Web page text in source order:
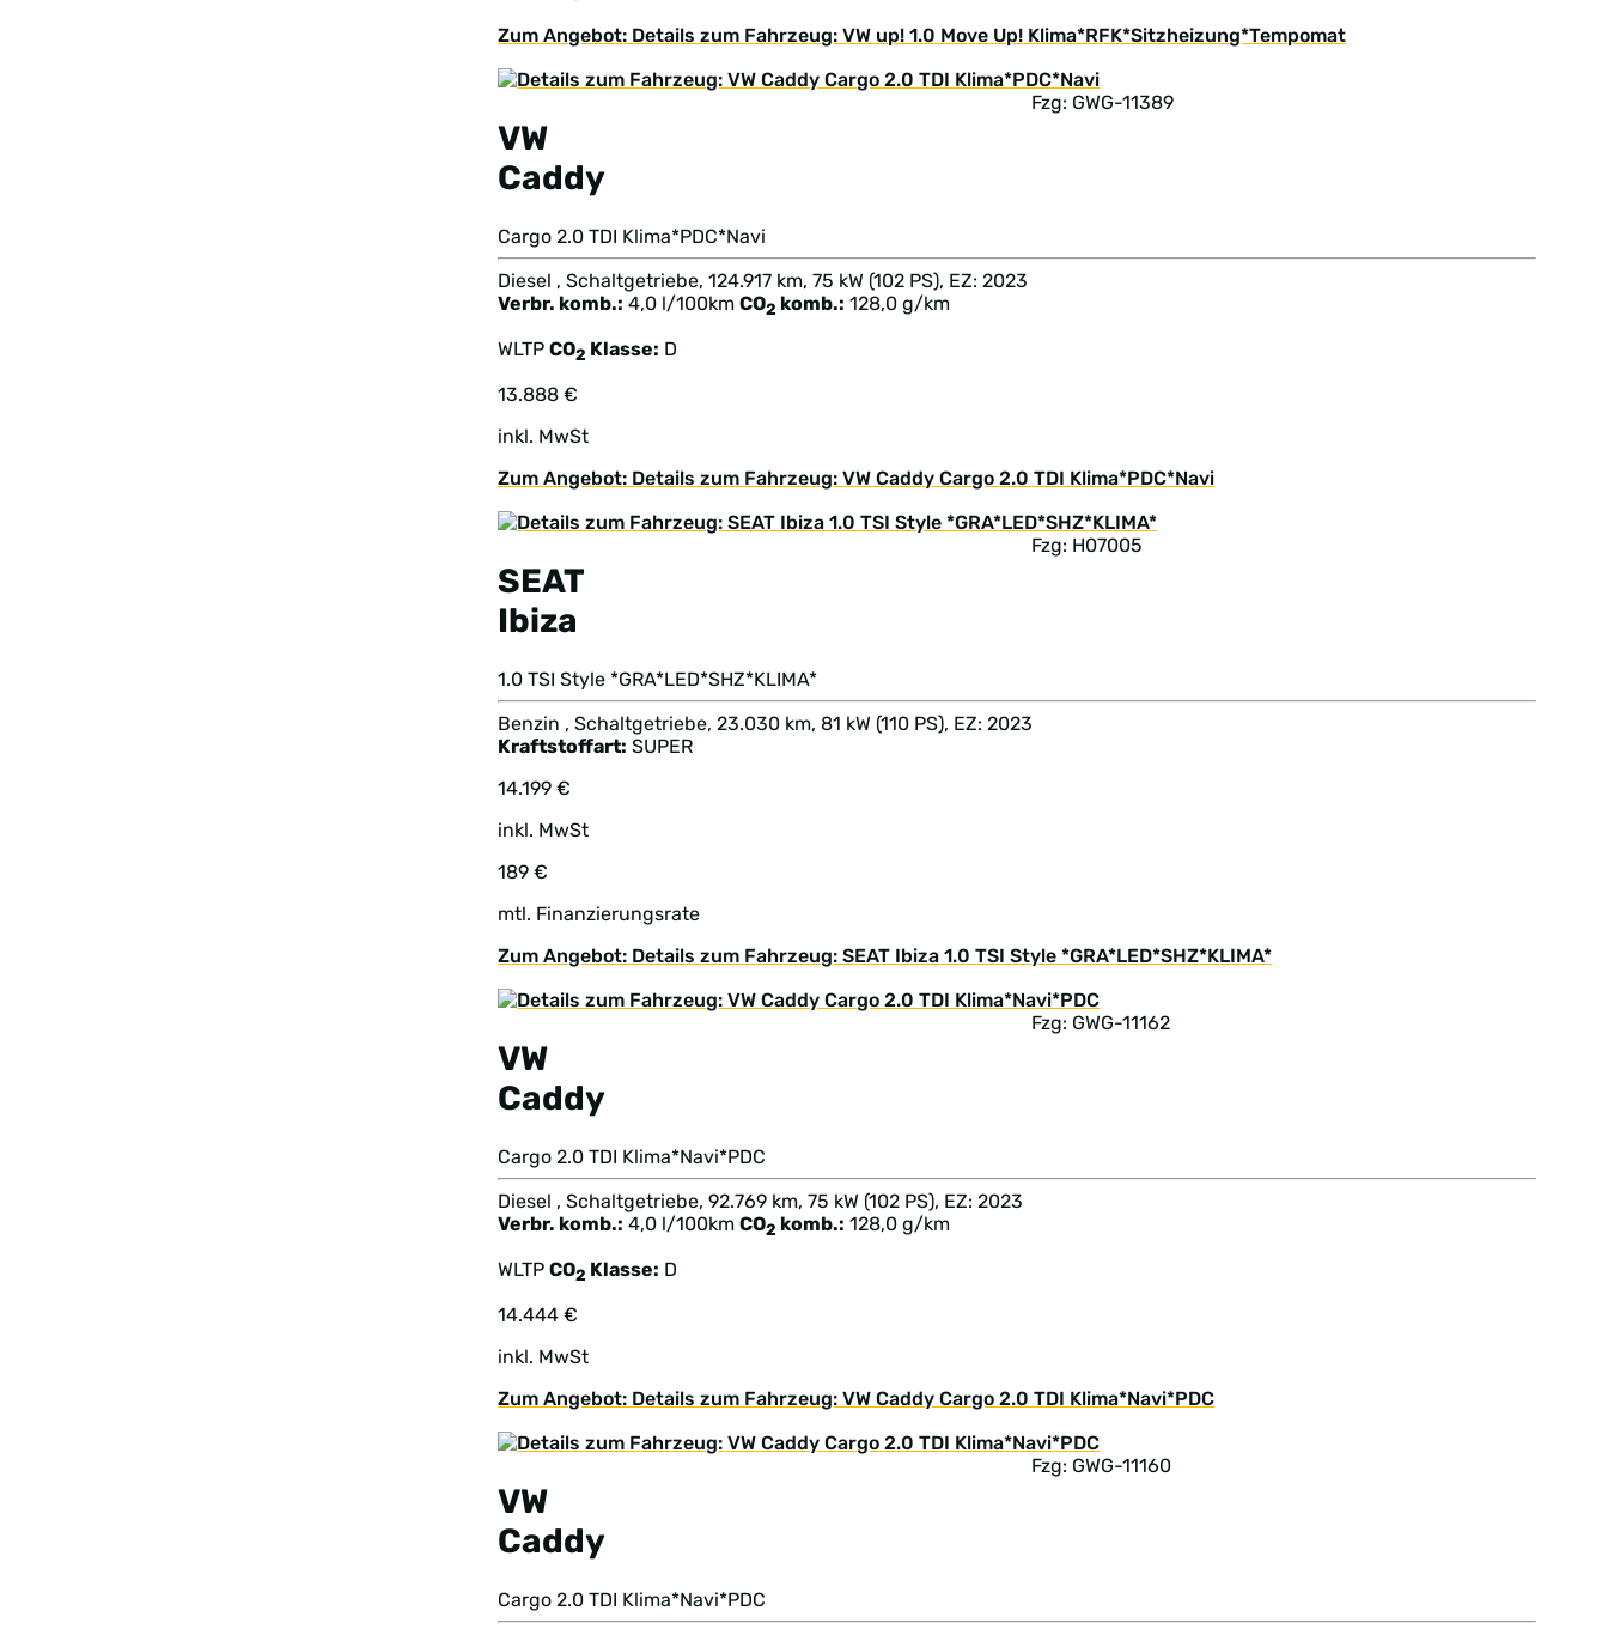
Zum Angebot: Details zum Fahrzeug: VW up! 1.0 Move Up! Klima*RFK*Sitzheizung*Tempomat
VW
Caddy
Fzg: GWG-11389
Cargo 2.0 TDI Klima*PDC*Navi
Diesel , Schaltgetriebe, 124.917 km, 75 kW (102 PS), EZ: 2023
Verbr. komb.: 4,0 l/100km CO2 komb.: 128,0 g/km
WLTPCO2 Klasse: D
13.888 €
inkl. MwSt
Zum Angebot: Details zum Fahrzeug: VW Caddy Cargo 2.0 TDI Klima*PDC*Navi
SEAT
Ibiza
Fzg: H07005
1.0 TSI Style *GRA*LED*SHZ*KLIMA*
Benzin , Schaltgetriebe, 23.030 km, 81 kW (110 PS), EZ: 2023
Kraftstoffart: SUPER
14.199 €
inkl. MwSt
189 €
mtl. Finanzierungsrate
Zum Angebot: Details zum Fahrzeug: SEAT Ibiza 1.0 TSI Style *GRA*LED*SHZ*KLIMA*
VW
Caddy
Fzg: GWG-11162
Cargo 2.0 TDI Klima*Navi*PDC
Diesel , Schaltgetriebe, 92.769 km, 75 kW (102 PS), EZ: 2023
Verbr. komb.: 4,0 l/100km CO2 komb.: 128,0 g/km
WLTPCO2 Klasse: D
14.444 €
inkl. MwSt
Zum Angebot: Details zum Fahrzeug: VW Caddy Cargo 2.0 TDI Klima*Navi*PDC
VW
Caddy
Fzg: GWG-11160
Cargo 2.0 TDI Klima*Navi*PDC